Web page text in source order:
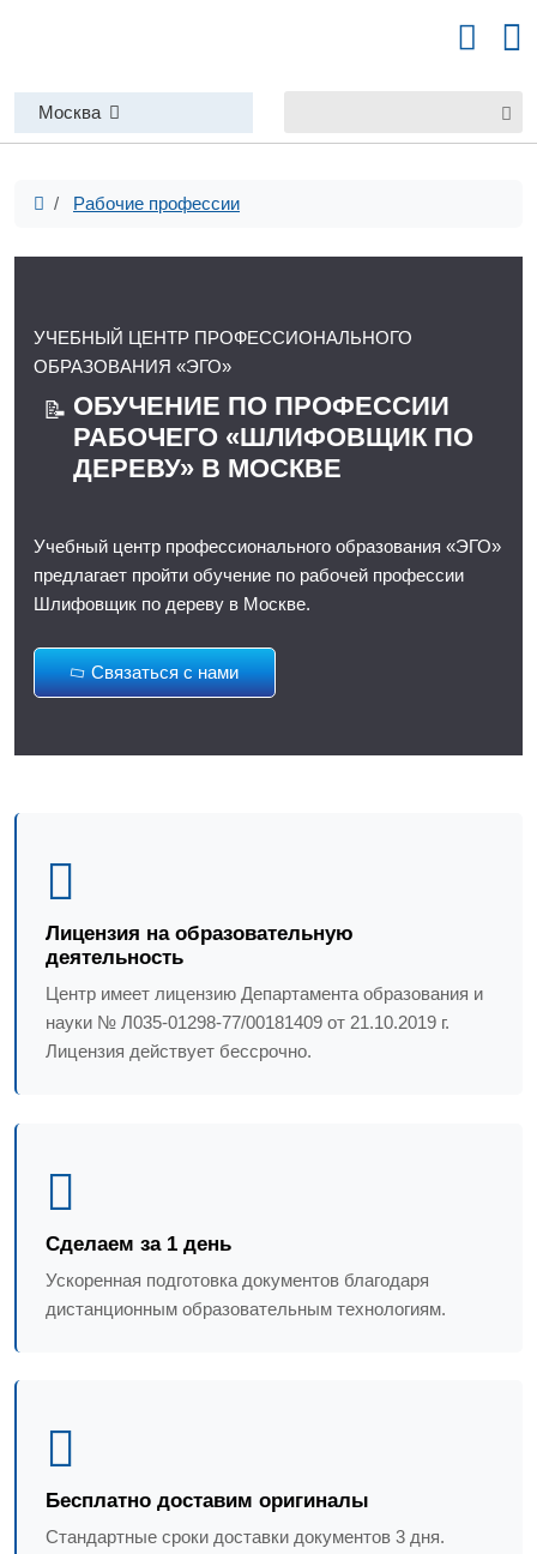
Москва
Рабочие профессии
УЧЕБНЫЙ ЦЕНТР ПРОФЕССИОНАЛЬНОГО
ОБРАЗОВАНИЯ «ЭГО»
📝 ОБУЧЕНИЕ ПО ПРОФЕССИИ
РАБОЧЕГО «ШЛИФОВЩИК ПО
ДЕРЕВУ» В МОСКВЕ
Учебный центр профессионального образования «ЭГО»
предлагает пройти обучение по рабочей профессии
Шлифовщик по дереву в Москве.
Связаться с нами
Лицензия на образовательную
деятельность
Центр имеет лицензию Департамента образования и
науки № Л035-01298-77/00181409 от 21.10.2019 г.
Лицензия действует бессрочно.
Сделаем за 1 день
Ускоренная подготовка документов благодаря
дистанционным образовательным технологиям.
Бесплатно доставим оригиналы
Стандартные сроки доставки документов 3 дня.